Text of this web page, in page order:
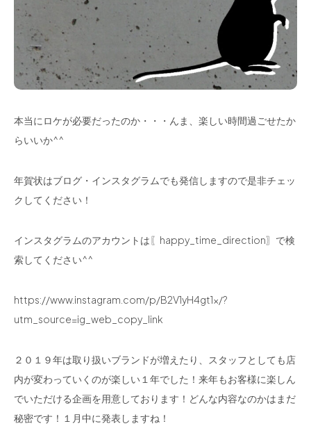
本当にロケが必要だったのか・・・んま、楽しい時間過ごせたか
らいいか^^
年賀状はブログ・インスタグラムでも発信しますので是非チェッ
クしてください！
インスタグラムのアカウントは〖happy_time_direction〗で検
索してください^^
https://www.instagram.com/p/B2V1yH4gt1x/?
utm_source=ig_web_copy_link
２０１９年は取り扱いブランドが増えたり、スタッフとしても店
内が変わっていくのが楽しい１年でした！来年もお客様に楽しん
でいただける企画を用意しております！どんな内容なのかはまだ
秘密です！１月中に発表しますね！